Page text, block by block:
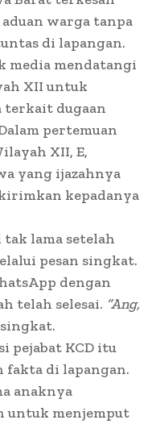
warga tanpa
di lapangan.
media mendatangi
XII untuk
terkait dugaan
pertemuan
XII, E,
yang ijazahnya
kepadanya
lama setelah
pesan singkat.
dengan
telah selesai. “Ang,
pejabat KCD itu
di lapangan.
anaknya
untuk menjemput